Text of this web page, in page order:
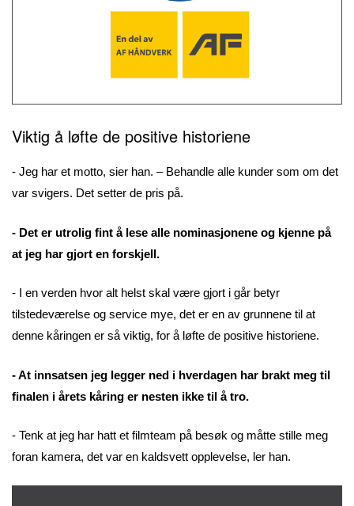
Viktig å løfte de positive historiene
- Jeg har et motto, sier han. – Behandle alle kunder som om det
var svigers. Det setter de pris på.
- Det er utrolig fint å lese alle nominasjonene og kjenne på
at jeg har gjort en forskjell.
- I en verden hvor alt helst skal være gjort i går betyr
tilstedeværelse og service mye, det er en av grunnene til at
denne kåringen er så viktig, for å løfte de positive historiene.
- At innsatsen jeg legger ned i hverdagen har brakt meg til
finalen i årets kåring er nesten ikke til å tro.
- Tenk at jeg har hatt et filmteam på besøk og måtte stille meg
foran kamera, det var en kaldsvett opplevelse, ler han.